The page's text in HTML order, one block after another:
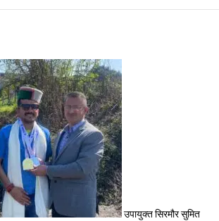
उपायुक्त सिरमौर सुमित